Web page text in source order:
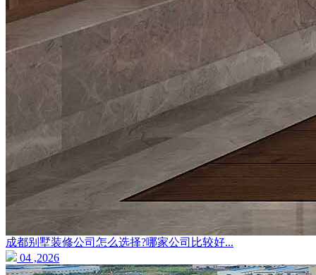
成都别墅装修公司怎么选择?哪家公司比较好...
04 ,2026